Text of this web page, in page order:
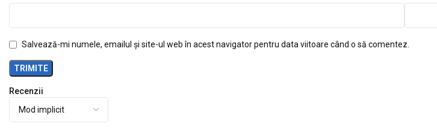
Recenzii
Salvează-mi numele, emailul și site-ul web în acest navigator pentru data viitoare când o să comentez.